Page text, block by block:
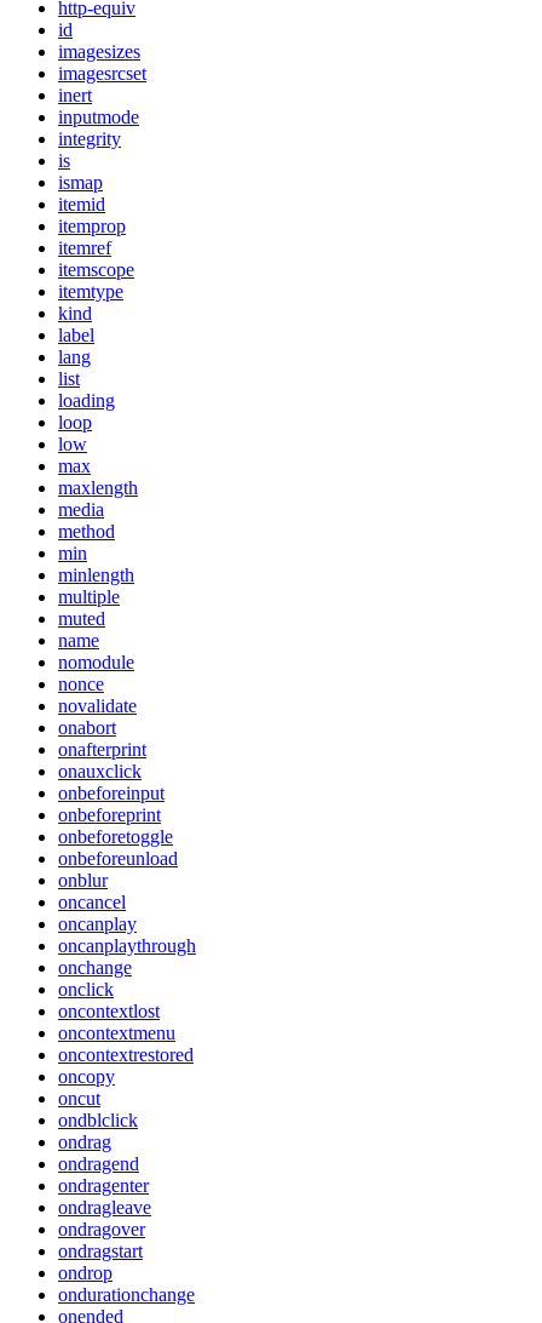
http-equiv
id
imagesizes
imagesrcset
inert
inputmode
integrity
is
ismap
itemid
itemprop
itemref
itemscope
itemtype
kind
label
lang
list
loading
loop
low
max
maxlength
media
method
min
minlength
multiple
muted
name
nomodule
nonce
novalidate
onabort
onafterprint
onauxclick
onbeforeinput
onbeforeprint
onbeforetoggle
onbeforeunload
onblur
oncancel
oncanplay
oncanplaythrough
onchange
onclick
oncontextlost
oncontextmenu
oncontextrestored
oncopy
oncut
ondblclick
ondrag
ondragend
ondragenter
ondragleave
ondragover
ondragstart
ondrop
ondurationchange
onended